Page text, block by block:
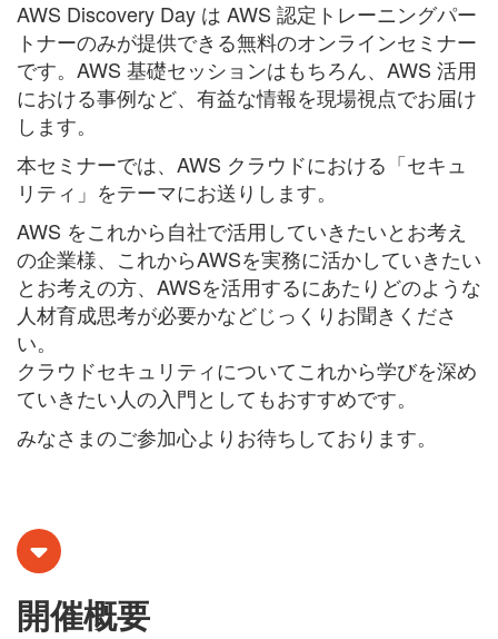
AWS Discovery Day は AWS 認定トレーニングパー
トナーのみが提供できる無料のオンラインセミナー
です。 AWS 基礎セッションはもちろん、AWS 活用
における事例など、 有益な情報を現場視点でお届け
します。
本セミナーでは、 AWS クラウドにおける「セキュ
リティ」 をテーマにお送りします。
AWS をこれから自社で活用していきたいとお考え
の企業様、これからAWSを実務に活かしていきたい
とお考えの方、AWSを活用するにあたりどのような
人材育成思考が必要かなどじっくりお聞きくださ
い。
クラウドセキュリティについてこれから学びを深め
ていきたい人の入門としてもおすすめです。
みなさまのご参加心よりお待ちしております。
開催概要